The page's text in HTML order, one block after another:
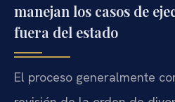
manejan los casos de
fuera del estado
El proceso generalmente